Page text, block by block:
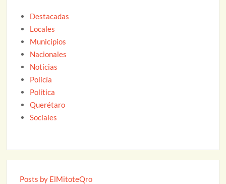
Destacadas
Locales
Municipios
Nacionales
Noticias
Policía
Política
Querétaro
Sociales
Posts by ElMitoteQro